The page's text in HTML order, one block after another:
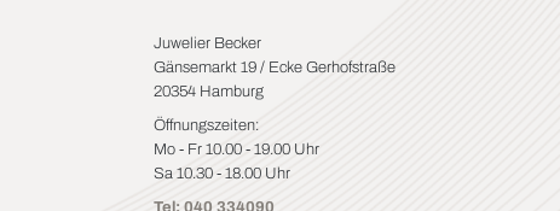
Juwelier Becker
Gänsemarkt 19 / Ecke Gerhofstraße
20354 Hamburg
Öffnungszeiten:
Mo - Fr 10.00 - 19.00 Uhr
Sa 10.30 - 18.00 Uhr
Tel: 040 334090